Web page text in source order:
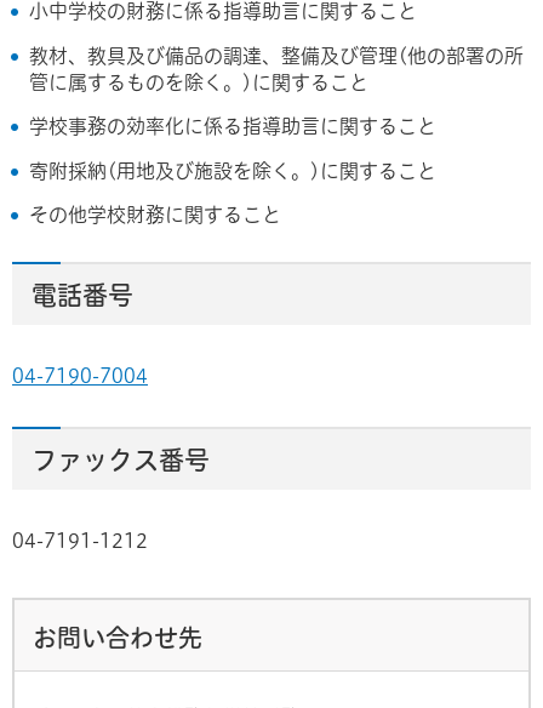
小中学校の財務に係る指導助言に関すること
教材、教具及び備品の調達、整備及び管理(他の部署の所
管に属するものを除く。)に関すること
学校事務の効率化に係る指導助言に関すること
寄附採納(用地及び施設を除く。)に関すること
その他学校財務に関すること
電話番号
04-7190-7004
ファックス番号
04-7191-1212
お問い合わせ先